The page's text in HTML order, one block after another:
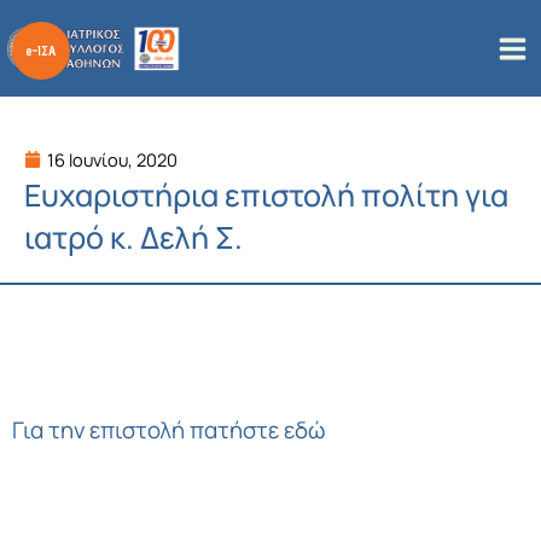
στο
περιεχόμενο
16 Ιουνίου, 2020
Ευχαριστήρια επιστολή πολίτη για
ιατρό κ. Δελή Σ.
Για την επιστολή πατήστε εδώ